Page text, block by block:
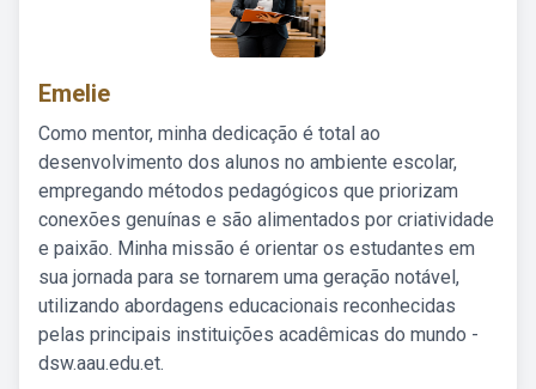
Emelie
Como mentor, minha dedicação é total ao
desenvolvimento dos alunos no ambiente escolar,
empregando métodos pedagógicos que priorizam
conexões genuínas e são alimentados por criatividade
e paixão. Minha missão é orientar os estudantes em
sua jornada para se tornarem uma geração notável,
utilizando abordagens educacionais reconhecidas
pelas principais instituições acadêmicas do mundo -
dsw.aau.edu.et.